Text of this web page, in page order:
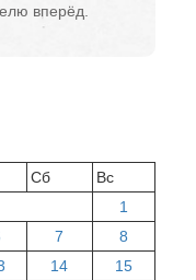
вперёд.
Сб
Вс
1
7
8
14
15